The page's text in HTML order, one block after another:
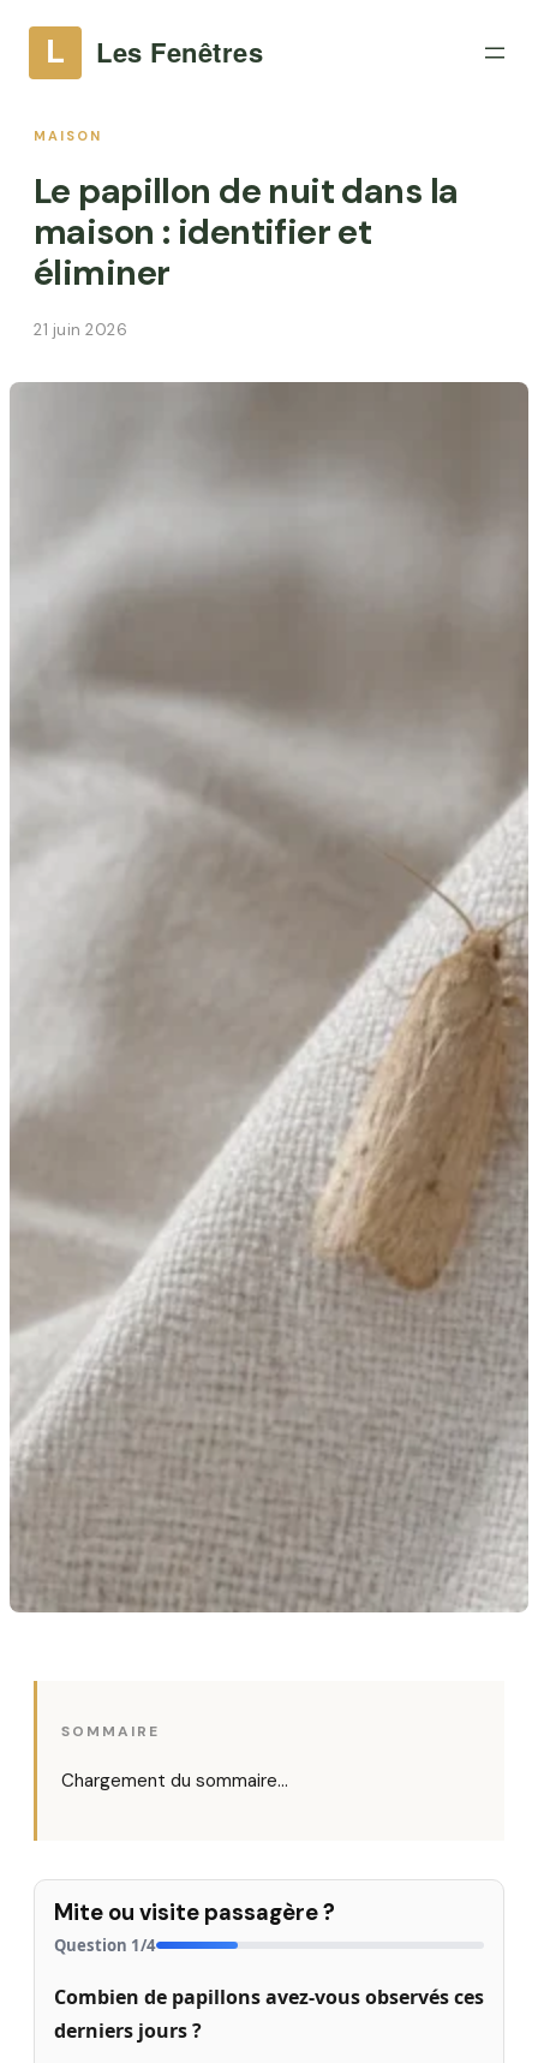
MAISON
Le papillon de nuit dans la
maison : identifier et
éliminer
21 juin 2026
SOMMAIRE
Chargement du sommaire…
Mite ou visite passagère ?
Question 1/4
Combien de papillons avez-vous observés ces
derniers jours ?